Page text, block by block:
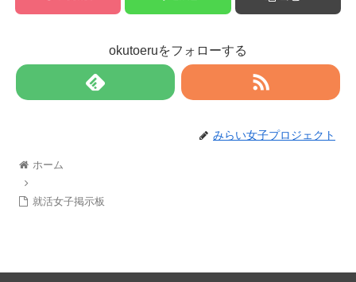
okutoeruをフォローする
みらい女子プロジェクト
ホーム
就活女子掲示板